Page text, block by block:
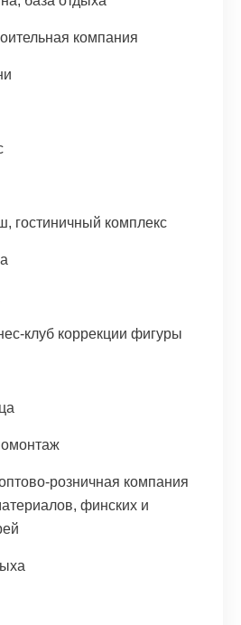
компания
гостиничный комплекс
клуб коррекции фигуры
розничная компания
финских и